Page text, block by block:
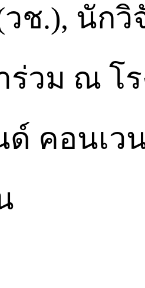
ช.), นักวิ
ร่วม ณ โ
ด์ คอนเว